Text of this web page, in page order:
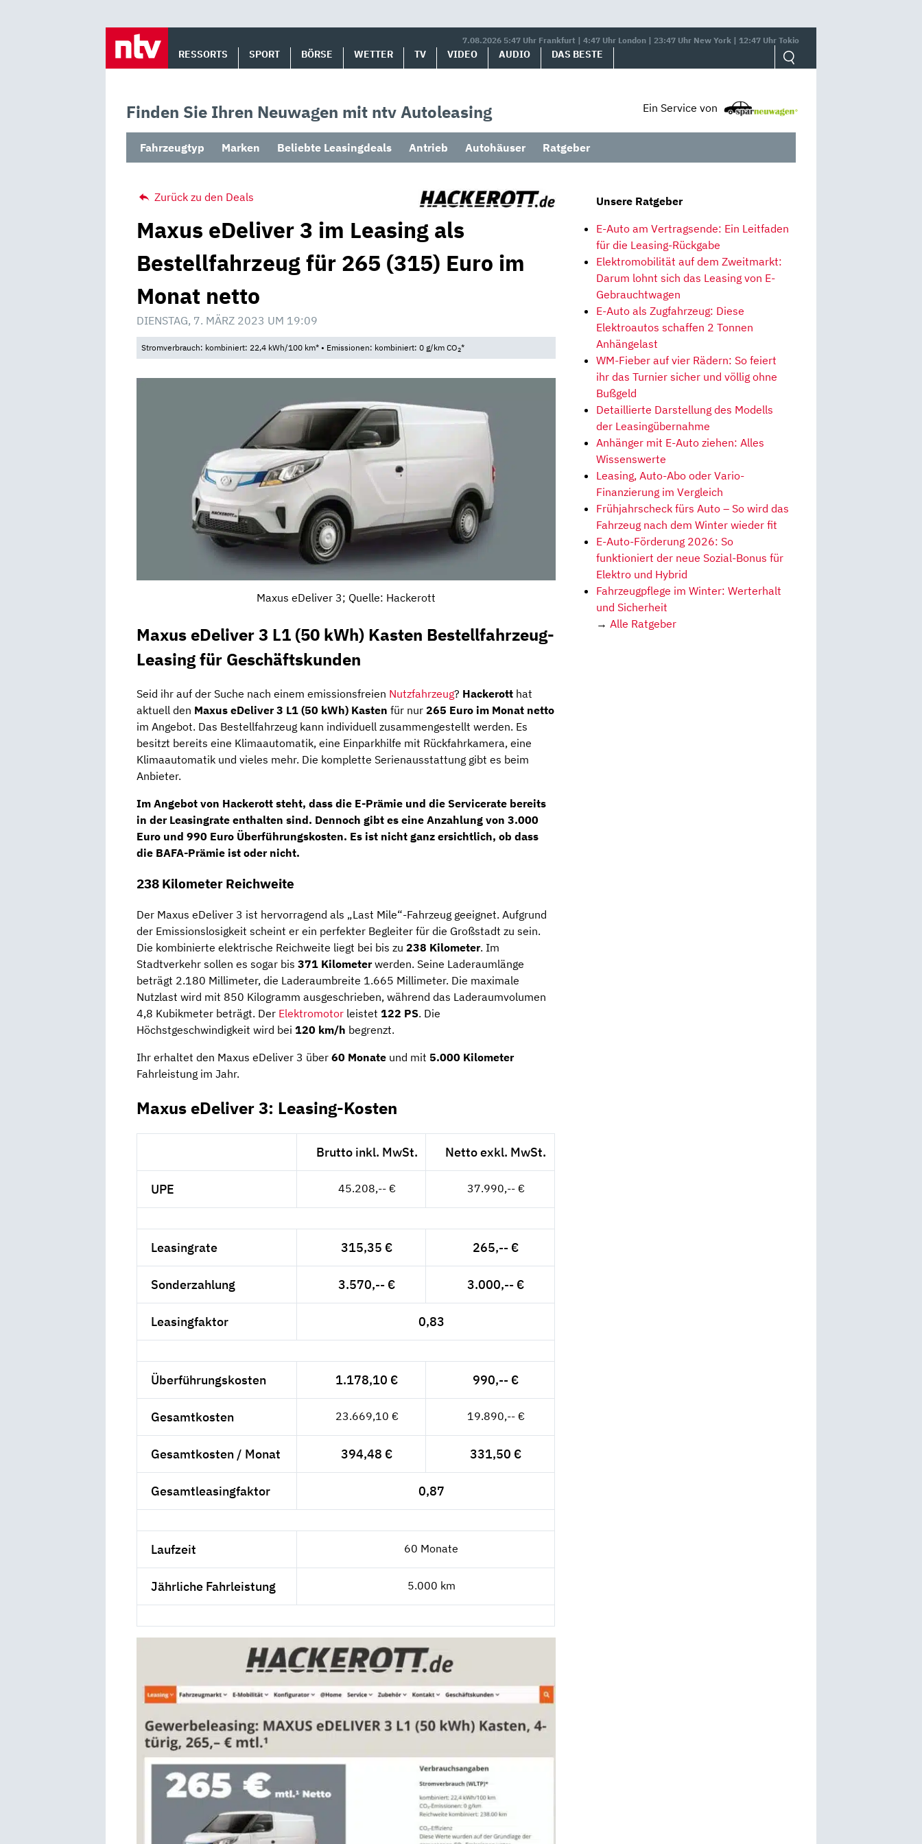
7.08.2026 5:47 Uhr Frankfurt | 4:47 Uhr London | 23:47 Uhr New York | 12:47 Uhr Tokio
RESSORTS SPORT BÖRSE WETTER TV VIDEO AUDIO DAS BESTE
Finden Sie Ihren Neuwagen mit ntv Autoleasing Ein Service von
Fahrzeugtyp Marken Beliebte Leasingdeals Antrieb Autohäuser Ratgeber
Zurück zu den Deals
Maxus eDeliver 3 im Leasing als
Bestellfahrzeug für 265 (315) Euro im
Monat netto
DIENSTAG, 7. MÄRZ 2023 UM 19:09
Stromverbrauch: kombiniert: 22,4 kWh/100 km* • Emissionen: kombiniert: 0 g/km CO2*
Maxus eDeliver 3; Quelle: Hackerott
Maxus eDeliver 3 L1 (50 kWh) Kasten Bestellfahrzeug-
Leasing für Geschäftskunden
Seid ihr auf der Suche nach einem emissionsfreien Nutzfahrzeug? Hackerott hat
aktuell den Maxus eDeliver 3 L1 (50 kWh) Kasten für nur 265 Euro im Monat netto
im Angebot. Das Bestellfahrzeug kann individuell zusammengestellt werden. Es
besitzt bereits eine Klimaautomatik, eine Einparkhilfe mit Rückfahrkamera, eine
Klimaautomatik und vieles mehr. Die komplette Serienausstattung gibt es beim
Anbieter.
Im Angebot von Hackerott steht, dass die E-Prämie und die Servicerate bereits
in der Leasingrate enthalten sind. Dennoch gibt es eine Anzahlung von 3.000
Euro und 990 Euro Überführungskosten. Es ist nicht ganz ersichtlich, ob dass
die BAFA-Prämie ist oder nicht.
238 Kilometer Reichweite
Der Maxus eDeliver 3 ist hervorragend als „Last Mile“-Fahrzeug geeignet. Aufgrund
der Emissionslosigkeit scheint er ein perfekter Begleiter für die Großstadt zu sein.
Die kombinierte elektrische Reichweite liegt bei bis zu 238 Kilometer. Im
Stadtverkehr sollen es sogar bis 371 Kilometerwerden. Seine Laderaumlänge
beträgt 2.180 Millimeter, die Laderaumbreite 1.665 Millimeter. Die maximale
Nutzlast wird mit 850 Kilogramm ausgeschrieben, während das Laderaumvolumen
4,8 Kubikmeter beträgt. Der Elektromotor leistet 122 PS. Die
Höchstgeschwindigkeit wird bei 120 km/h begrenzt.
Ihr erhaltet den Maxus eDeliver 3 über 60 Monate und mit 5.000 Kilometer
Fahrleistung im Jahr.
Maxus eDeliver 3: Leasing-Kosten
Brutto inkl. MwSt. Netto exkl. MwSt.
UPE 45.208,-- € 37.990,-- €
Leasingrate 315,35 € 265,-- €
Sonderzahlung 3.570,-- € 3.000,-- €
Leasingfaktor 0,83
Überführungskosten 1.178,10 € 990,-- €
Gesamtkosten 23.669,10 € 19.890,-- €
Gesamtkosten / Monat 394,48 € 331,50 €
Gesamtleasingfaktor 0,87
Laufzeit 60 Monate
Jährliche Fahrleistung 5.000 km
Unsere Ratgeber
E-Auto am Vertragsende: Ein Leitfaden
für die Leasing-Rückgabe
Elektromobilität auf dem Zweitmarkt:
Darum lohnt sich das Leasing von E-
Gebrauchtwagen
E-Auto als Zugfahrzeug: Diese
Elektroautos schaffen 2 Tonnen
Anhängelast
WM-Fieber auf vier Rädern: So feiert
ihr das Turnier sicher und völlig ohne
Bußgeld
Detaillierte Darstellung des Modells
der Leasingübernahme
Anhänger mit E-Auto ziehen: Alles
Wissenswerte
Leasing, Auto-Abo oder Vario-
Finanzierung im Vergleich
Frühjahrscheck fürs Auto – So wird das
Fahrzeug nach dem Winter wieder fit
E-Auto-Förderung 2026: So
funktioniert der neue Sozial-Bonus für
Elektro und Hybrid
Fahrzeugpflege im Winter: Werterhalt
und Sicherheit
→ Alle Ratgeber